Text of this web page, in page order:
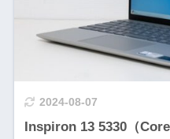
2024-08-07
Inspiron 13 5330（